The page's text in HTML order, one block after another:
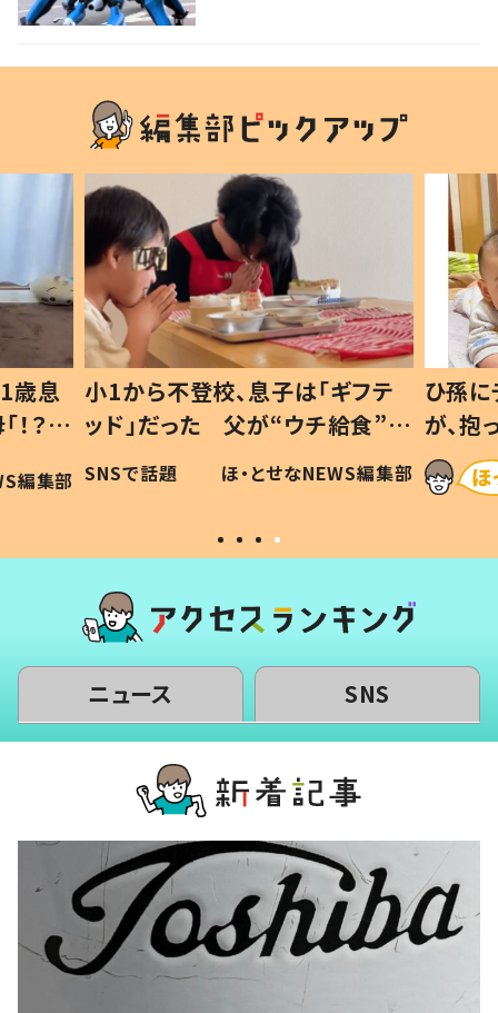
歳息
？」
編集部
小1から不登校、息子は「ギフテ
ッド」だった 父が“ウチ給食”を
作り続ける理由とは #令和の親
#令和の子
SNSで話題 ほ・とせなNEWS編集部
ひ孫
が、
「涙が
い」
ニュース SNS